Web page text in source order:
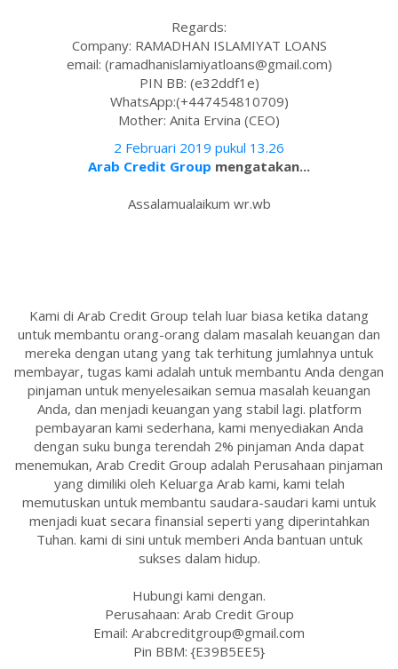
Regards:
Company: RAMADHAN ISLAMIYAT LOANS
email: (ramadhanislamiyatloans@gmail.com)
PIN BB: (e32ddf1e)
WhatsApp:(+447454810709)
Mother: Anita Ervina (CEO)
2 Februari 2019 pukul 13.26
Arab Credit Group mengatakan...
Assalamualaikum wr.wb
Kami di Arab Credit Group telah luar biasa ketika datang
untuk membantu orang-orang dalam masalah keuangan dan
mereka dengan utang yang tak terhitung jumlahnya untuk
membayar, tugas kami adalah untuk membantu Anda dengan
pinjaman untuk menyelesaikan semua masalah keuangan
Anda, dan menjadi keuangan yang stabil lagi. platform
pembayaran kami sederhana, kami menyediakan Anda
dengan suku bunga terendah 2% pinjaman Anda dapat
menemukan, Arab Credit Group adalah Perusahaan pinjaman
yang dimiliki oleh Keluarga Arab kami, kami telah
memutuskan untuk membantu saudara-saudari kami untuk
menjadi kuat secara finansial seperti yang diperintahkan
Tuhan. kami di sini untuk memberi Anda bantuan untuk
sukses dalam hidup.
Hubungi kami dengan.
Perusahaan: Arab Credit Group
Email: Arabcreditgroup@gmail.com
Pin BBM: {E39B5EE5}